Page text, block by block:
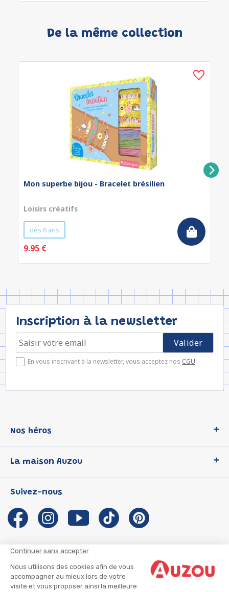
Continuer sans accepter
Nous utilisons des cookies afin de vous
accompagner au mieux lors de votre
visite et vous proposer ainsi la meilleure
De la même collection
Mon superbe bijou - Bracelet brésilien
Loisirs créatifs
dès 6 ans
9.95 €
Inscription à la newsletter
En vous inscrivant à la newsletter, vous acceptez nos CGU.
Nos héros
P'tit Loup
Les Influenceuses
Migali
Petite Taupe
La maison Auzou
Notre histoire
Auzou s'engage
Auteurs et illustrateurs Auzou
Suivre mon colis
Infos consommateur
Suivez-nous
CGU
CGV